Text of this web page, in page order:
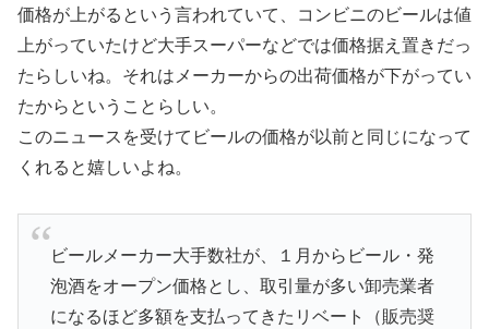
価格が上がるという言われていて、コンビニのビールは値
上がっていたけど大手スーパーなどでは価格据え置きだっ
たらしいね。それはメーカーからの出荷価格が下がってい
たからということらしい。
このニュースを受けてビールの価格が以前と同じになって
くれると嬉しいよね。
ビールメーカー大手数社が、１月からビール・発
泡酒をオープン価格とし、取引量が多い卸売業者
になるほど多額を支払ってきたリベート（販売奨